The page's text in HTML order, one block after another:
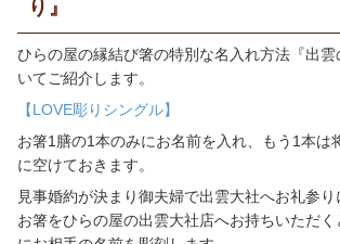
り』
ひらの屋の縁結び箸の特別な名入れ方法『出雲
いてご紹介します。
【LOVE彫りシングル】
お箸1 膳の1本のみにお名前を入れ、もう 1本は
に空けておきます。
見事婚約が決まり御夫婦で出雲大社へお礼参り
お箸をひらの屋の出雲大社店へお持ちいただく